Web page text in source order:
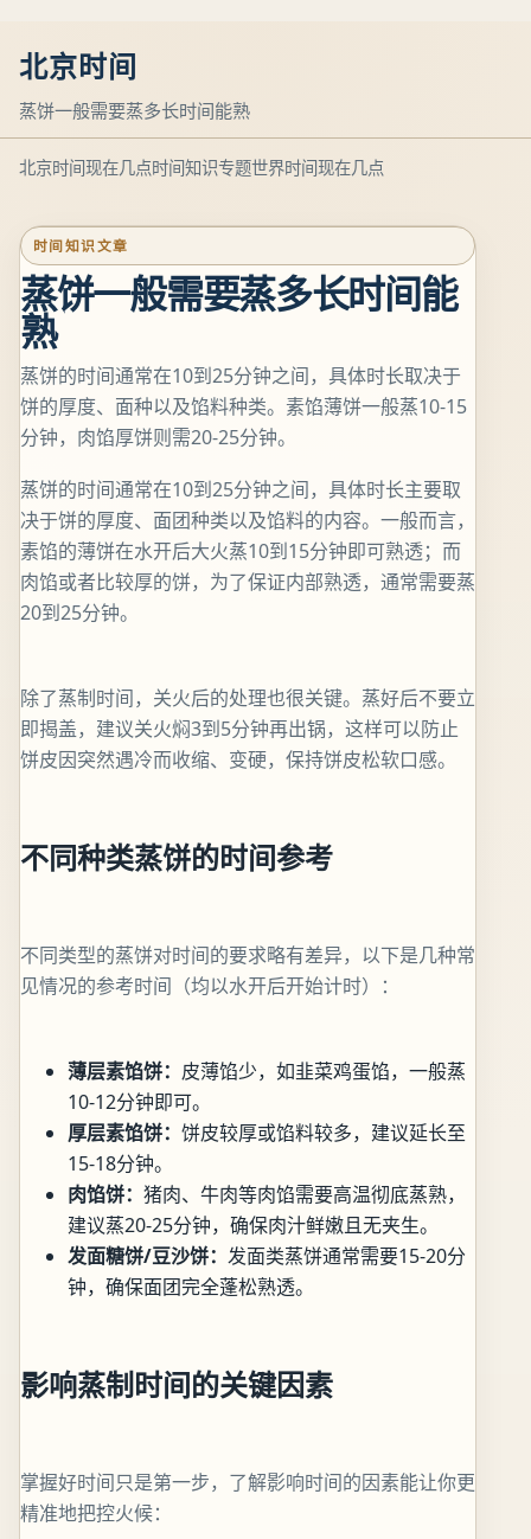
北京时间
蒸饼一般需要蒸多长时间能熟
北京时间现在几点时间知识专题世界时间现在几点
时间知识文章
蒸饼一般需要蒸多长时间能
熟
蒸饼的时间通常在10到25分钟之间，具体时长取决于
饼的厚度、面种以及馅料种类。素馅薄饼一般蒸10-15
分钟，肉馅厚饼则需20-25分钟。
蒸饼的时间通常在10到25分钟之间，具体时长主要取
决于饼的厚度、面团种类以及馅料的内容。一般而言，
素馅的薄饼在水开后大火蒸10到15分钟即可熟透；而
肉馅或者比较厚的饼，为了保证内部熟透，通常需要蒸
20到25分钟。
除了蒸制时间，关火后的处理也很关键。蒸好后不要立
即揭盖，建议关火焖3到5分钟再出锅，这样可以防止
饼皮因突然遇冷而收缩、变硬，保持饼皮松软口感。
不同种类蒸饼的时间参考
不同类型的蒸饼对时间的要求略有差异，以下是几种常
见情况的参考时间（均以水开后开始计时）：
薄层素馅饼： 皮薄馅少，如韭菜鸡蛋馅，一般蒸
10-12分钟即可。
厚层素馅饼： 饼皮较厚或馅料较多，建议延长至
15-18分钟。
肉馅饼： 猪肉、牛肉等肉馅需要高温彻底蒸熟，
建议蒸20-25分钟，确保肉汁鲜嫩且无夹生。
发面糖饼/豆沙饼： 发面类蒸饼通常需要15-20分
钟，确保面团完全蓬松熟透。
影响蒸制时间的关键因素
掌握好时间只是第一步，了解影响时间的因素能让你更
精准地把控火候：